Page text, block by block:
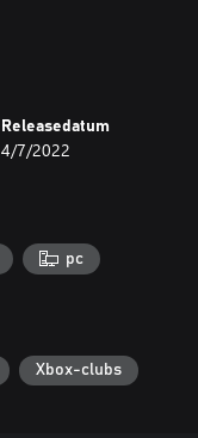
Releasedatum
4/7/2022
pc
Xbox-clubs